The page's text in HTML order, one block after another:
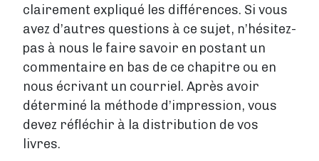
clairement expliqué les différences. Si vous
avez d’autres questions à ce sujet, n’hésitez-
pas à nous le faire savoir en postant un
commentaire en bas de ce chapitre ou en
nous écrivant un courriel. Après avoir
déterminé la méthode d’impression, vous
devez réfléchir à la distribution de vos
livres.